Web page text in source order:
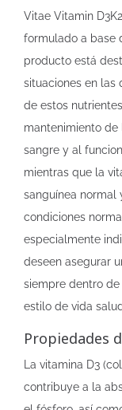
Vitae Vitamin
formulado a base
producto está
situaciones en las
de estos
mantenimiento de
sangre y al
mientras que la
sanguínea normal
condiciones
especialmente
deseen asegurar
siempre dentro
estilo de vida
Propiedades
La vitamina D3
contribuye a la